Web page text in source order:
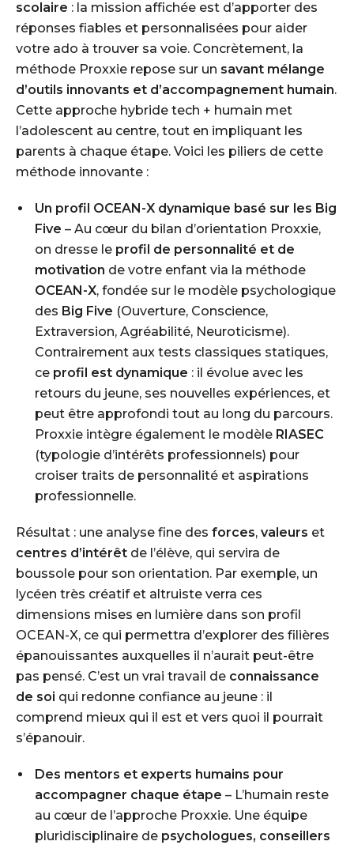
scolaire : la mission affichée est d’apporter des
réponses fiables et personnalisées pour aider
votre ado à trouver sa voie. Concrètement, la
méthode Proxxie repose sur un savant mélange
d’outils innovants et d’accompagnement humain.
Cette approche hybride tech + humain met
l’adolescent au centre, tout en impliquant les
parents à chaque étape. Voici les piliers de cette
méthode innovante :
Un profil OCEAN-X dynamique basé sur les Big
Five – Au cœur du bilan d’orientation Proxxie,
on dresse le profil de personnalité et de
motivation de votre enfant via la méthode
OCEAN-X, fondée sur le modèle psychologique
des Big Five (Ouverture, Conscience,
Extraversion, Agréabilité, Neuroticisme).
Contrairement aux tests classiques statiques,
ce profil est dynamique : il évolue avec les
retours du jeune, ses nouvelles expériences, et
peut être approfondi tout au long du parcours.
Proxxie intègre également le modèle RIASEC
(typologie d’intérêts professionnels) pour
croiser traits de personnalité et aspirations
professionnelle.
Résultat : une analyse fine des forces, valeurs et
centres d’intérêt de l’élève, qui servira de
boussole pour son orientation. Par exemple, un
lycéen très créatif et altruiste verra ces
dimensions mises en lumière dans son profil
OCEAN-X, ce qui permettra d’explorer des filières
épanouissantes auxquelles il n’aurait peut-être
pas pensé. C’est un vrai travail de connaissance
de soi qui redonne confiance au jeune : il
comprend mieux qui il est et vers quoi il pourrait
s’épanouir.
Des mentors et experts humains pour
accompagner chaque étape – L’humain reste
au cœur de l’approche Proxxie. Une équipe
pluridisciplinaire de psychologues, conseillers